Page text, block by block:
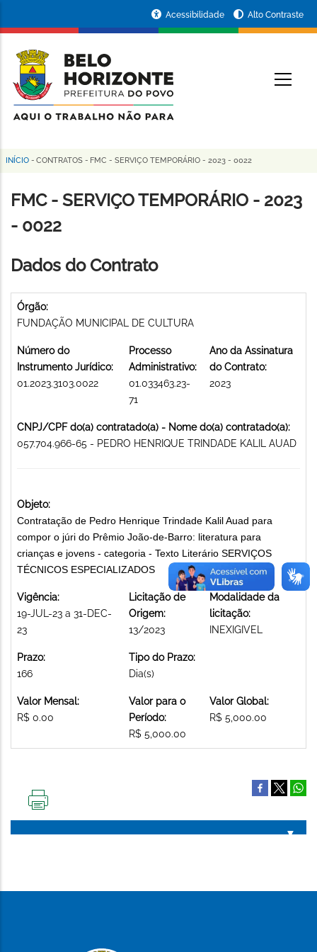
conteúdo
principal
da
Prefeitura
de
Horizonte
Acessibilidade Alto Contraste
Trilha
de
navegação
INÍCIO - CONTRATOS - FMC - SERVIÇO TEMPORÁRIO - 2023 - 0022
FMC - SERVIÇO TEMPORÁRIO - 2023
- 0022
Dados do Contrato
Órgão:
FUNDAÇÃO MUNICIPAL DE CULTURA
Número do
Instrumento Jurídico:
01.2023.3103.0022
Processo
Administrativo:
01.033463.23-
71
Ano da Assinatura
do Contrato:
2023
CNPJ/CPF do(a) contratado(a) - Nome do(a) contratado(a):
057.704.966-65 - PEDRO HENRIQUE TRINDADE KALIL AUAD
Objeto:
Contratação de Pedro Henrique Trindade Kalil Auad para
compor o júri do Prêmio João-de-Barro: literatura para
crianças e jovens - categoria - Texto Literário SERVIÇOS
TÉCNICOS ESPECIALIZADOS
Vigência:
19-JUL-23 a 31-DEC-
23
Licitação de
Origem:
13/2023
Modalidade da
licitação:
INEXIGIVEL
Prazo:
166
Tipo do Prazo:
Dia(s)
Valor Mensal:
R$ 0.00
Valor para o
Período:
R$ 5,000.00
Valor Global:
R$ 5,000.00
PÁGINA